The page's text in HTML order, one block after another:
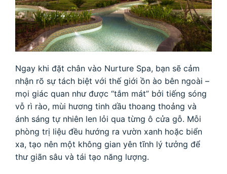
Ngay khi đặt chân vào Nurture Spa, bạn sẽ cảm
nhận rõ sự tách biệt với thế giới ồn ào bên ngoài –
mọi giác quan như được “tắm mát” bởi tiếng sóng
vỗ rì rào, mùi hương tinh dầu thoang thoảng và
ánh sáng tự nhiên len lỏi qua từng ô cửa gỗ. Mỗi
phòng trị liệu đều hướng ra vườn xanh hoặc biển
xa, tạo nên một không gian yên tĩnh lý tưởng để
thư giãn sâu và tái tạo năng lượng.